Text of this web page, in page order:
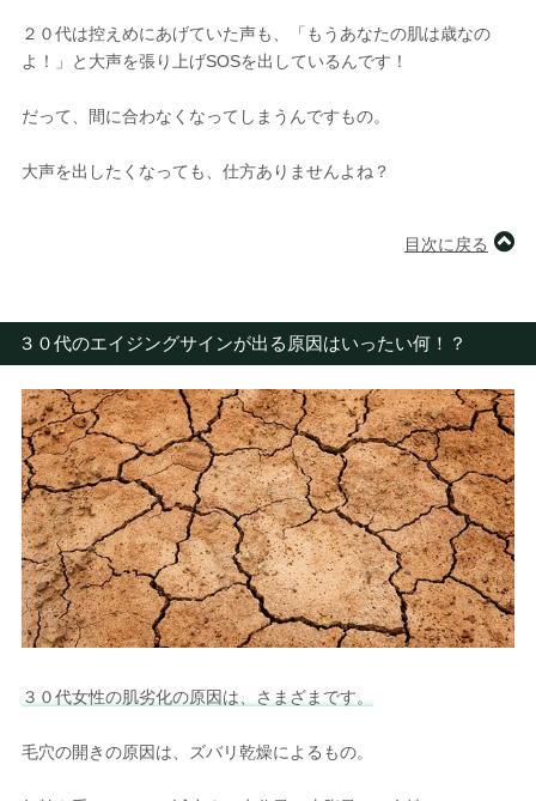
２０代は控えめにあげていた声も、「もうあなたの肌は歳なの
よ！」と大声を張り上げSOSを出しているんです！
だって、間に合わなくなってしまうんですもの。
大声を出したくなっても、仕方ありませんよね？
目次に戻る
３０代のエイジングサインが出る原因はいったい何！？
３０代女性の肌劣化の原因は、さまざまです。
毛穴の開きの原因は、ズバリ乾燥によるもの。